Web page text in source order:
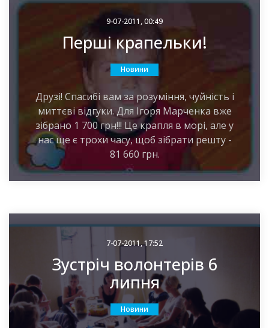
9-07-2011, 00:49
Перші крапельки!
Новини
Друзі! Спасибі вам за розуміння, чуйність і
миттєві відгуки. Для Ігоря Марченка вже
зібрано 1 700 грн!!! Це крапля в морі, але у
нас ще є трохи часу, щоб зібрати решту -
81 660 грн.
7-07-2011, 17:52
Зустріч волонтерів 6
липня
Новини